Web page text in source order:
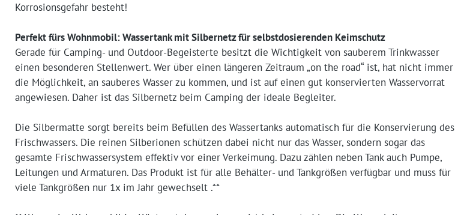
Korrosionsgefahr besteht!
Perfekt fürs Wohnmobil: Wassertank mit Silbernetz für selbstdosierenden Keimschutz
Gerade für Camping- und Outdoor-Begeisterte besitzt die Wichtigkeit von sauberem Trinkwasser
einen besonderen Stellenwert. Wer über einen längeren Zeitraum „on the road“ ist, hat nicht immer
die Möglichkeit, an sauberes Wasser zu kommen, und ist auf einen gut konservierten Wasservorrat
angewiesen. Daher ist das Silbernetz beim Camping der ideale Begleiter.
Die Silbermatte sorgt bereits beim Befüllen des Wassertanks automatisch für die Konservierung des
Frischwassers. Die reinen Silberionen schützen dabei nicht nur das Wasser, sondern sogar das
gesamte Frischwassersystem effektiv vor einer Verkeimung. Dazu zählen neben Tank auch Pumpe,
Leitungen und Armaturen. Das Produkt ist für alle Behälter- und Tankgrößen verfügbar und muss für
viele Tankgrößen nur 1x im Jahr gewechselt .**